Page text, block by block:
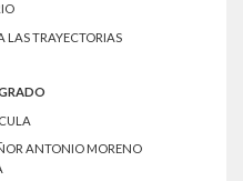
LAS TRAYECTORIAS
ANTONIO MORENO